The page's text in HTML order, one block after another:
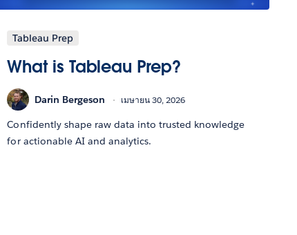
Tableau Prep
What is Tableau Prep?
Darin Bergeson เมษายน 30, 2026
Confidently shape raw data into trusted knowledge
for actionable AI and analytics.